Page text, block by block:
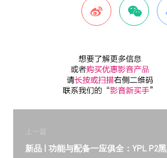
上一篇
新品 | 功能与配备一应俱全：YPL P2